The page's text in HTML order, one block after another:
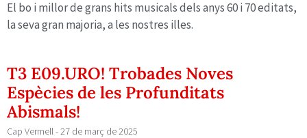
El bo i millor de grans hits musicals dels anys 60 i 70 editats,
la seva gran majoria, a les nostres illes.
T3 E09.URO! Trobades Noves
Espècies de les Profunditats
Abismals!
Cap Vermell 27 de març de 2025